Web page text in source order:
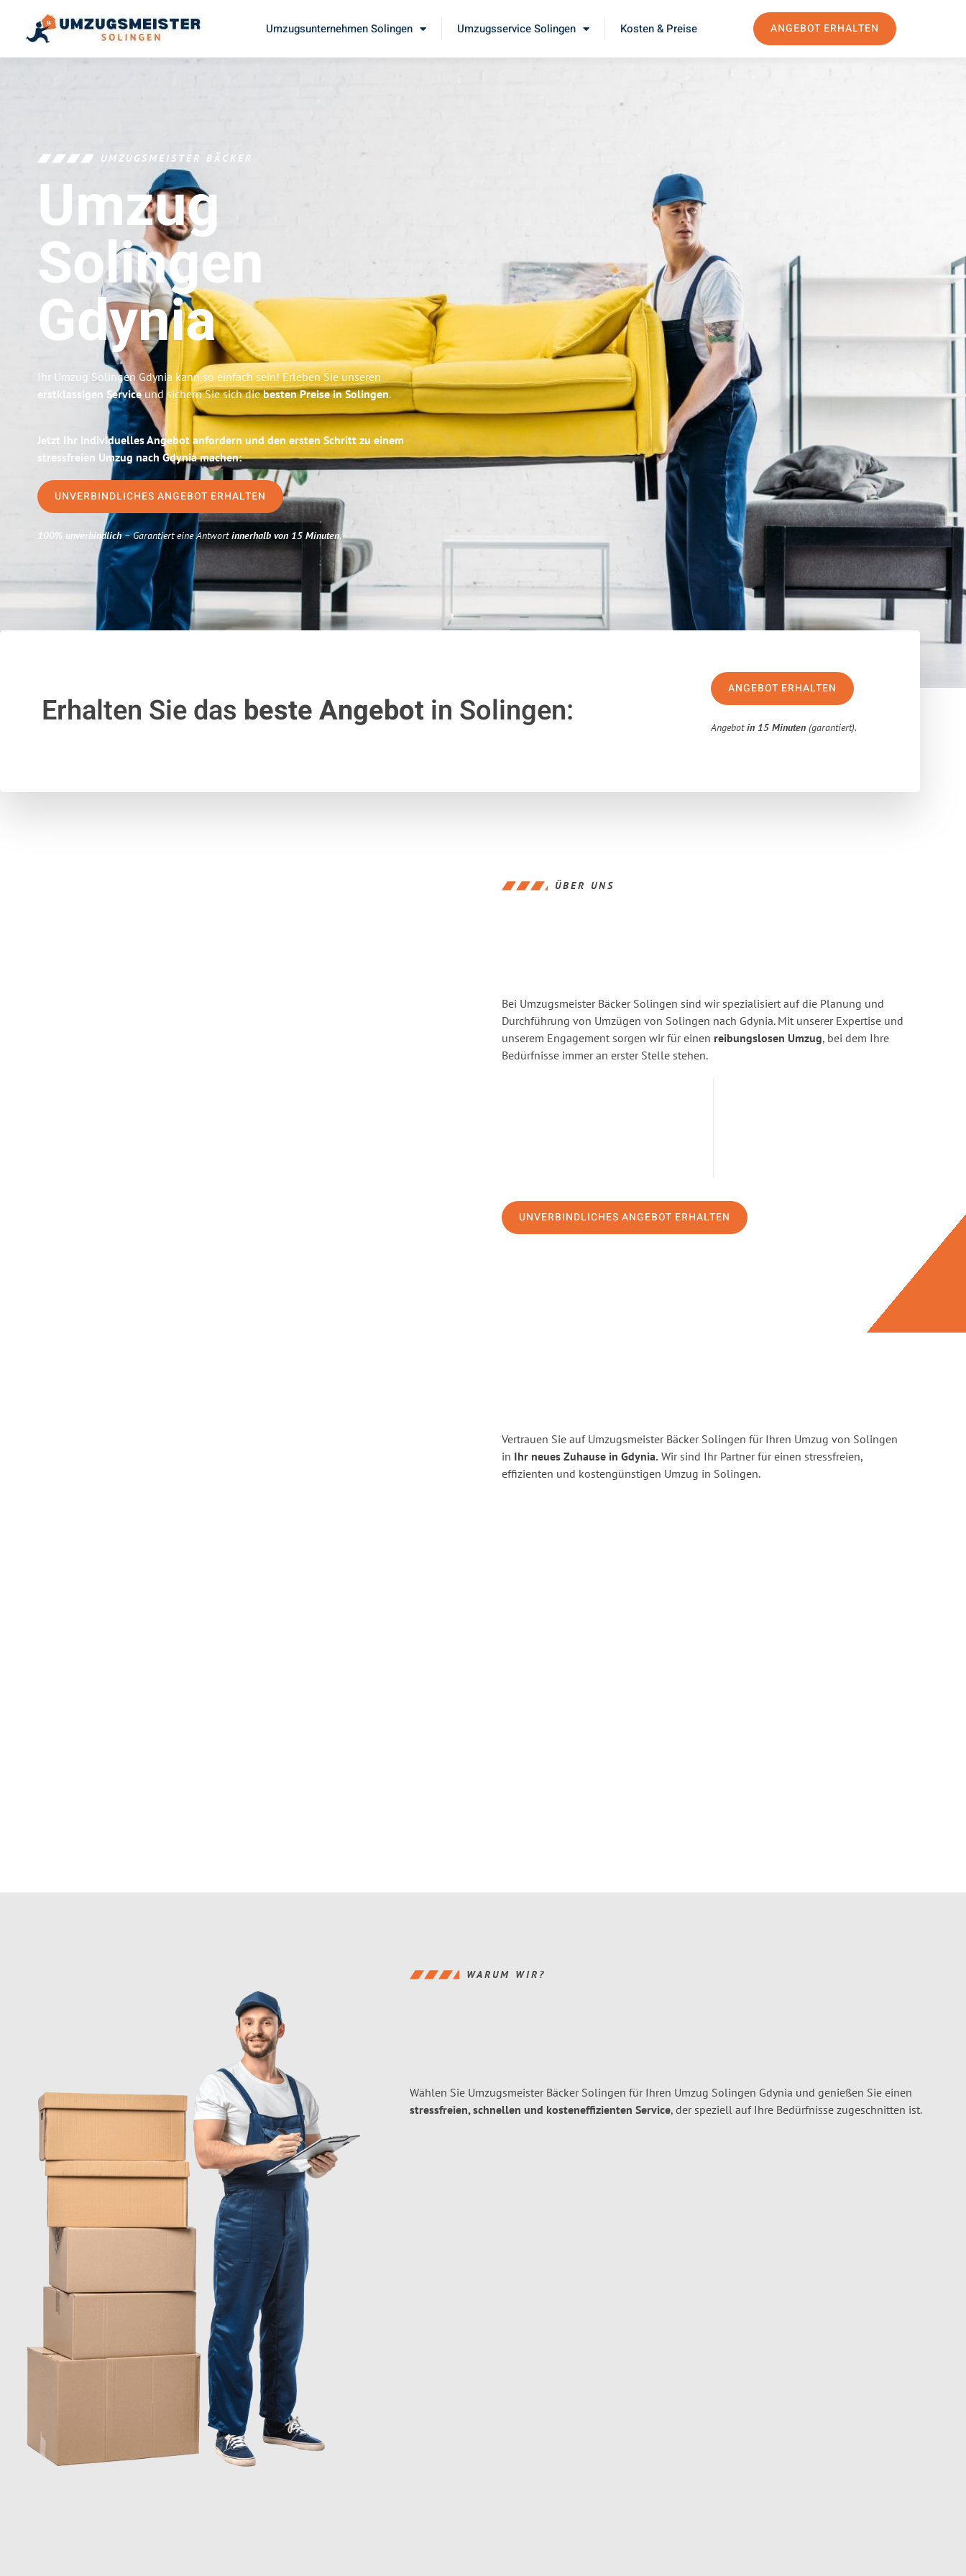
Umzugsunternehmen Solingen Umzugsservice Solingen Kosten & Preise ANGEBOT ERHALTEN
UMZUGSMEISTER BÄCKER
Umzug
Solingen
Gdynia
Ihr Umzug Solingen Gdynia kann so einfach sein! Erleben Sie unseren
erstklassigen Serviceund sichern Sie sich diebesten Preise in Solingen.
Jetzt Ihr individuelles Angebot anfordern und den ersten Schritt zu einem
stressfreien Umzug nach Gdynia machen:
UNVERBINDLICHES ANGEBOT ERHALTEN
100% unverbindlich– Garantiert eine Antwortinnerhalb von 15 Minuten.
Erhalten Sie das beste Angebotin Solingen:
ANGEBOT ERHALTEN
Angebotin 15 Minuten (garantiert).
ÜBER UNS
Bei Umzugsmeister Bäcker Solingen sind wir spezialisiert auf die Planung und
Durchführung von Umzügen von Solingen nach Gdynia. Mit unserer Expertise und
unserem Engagement sorgen wir für einen reibungslosen Umzug, bei dem Ihre
Bedürfnisse immer an erster Stelle stehen.
UNVERBINDLICHES ANGEBOT ERHALTEN
Vertrauen Sie auf Umzugsmeister Bäcker Solingen für Ihren Umzug von Solingen
in Ihr neues Zuhause in Gdynia. Wir sind Ihr Partner für einen stressfreien,
effizienten und kostengünstigen Umzug in Solingen.
WARUM WIR?
Wählen Sie Umzugsmeister Bäcker Solingen für Ihren Umzug Solingen Gdynia und genießen Sie einen
stressfreien, schnellen und kosteneffizienten Service, der speziell auf Ihre Bedürfnisse zugeschnitten ist.